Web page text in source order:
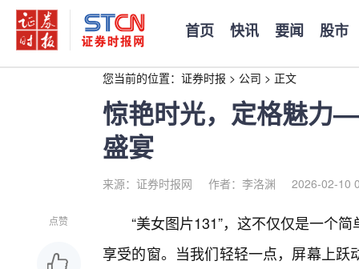
首页 快讯 要闻 股市
您当前的位置： 证券时报 > 公司 > 正文
惊艳时光，定格魅力
盛宴
来源：证券时报网 作者：李洛渊 2026-02-10
点赞
“美女图片131”，这不仅仅是一个
享受的窗。当我们轻轻一点，屏幕上